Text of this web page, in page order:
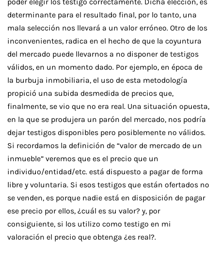
determinante para el resultado final, por lo tanto, una
mala selección nos llevará a un valor erróneo. Otro de los
inconvenientes, radica en el hecho de que la coyuntura
del mercado puede llevarnos a no disponer de testigos
válidos, en un momento dado. Por ejemplo, en época de
la burbuja inmobiliaria, el uso de esta metodología
propició una subida desmedida de precios que,
finalmente, se vio que no era real. Una situación opuesta,
en la que se produjera un parón del mercado, nos podría
dejar testigos disponibles pero posiblemente no válidos.
Si recordamos la definición de “valor de mercado de un
inmueble” veremos que es el precio que un
individuo/entidad/etc. está dispuesto a pagar de forma
libre y voluntaria. Si esos testigos que están ofertados no
se venden, es porque nadie está en disposición de pagar
ese precio por ellos, ¿cuál es su valor? y, por
consiguiente, si los utilizo como testigo en mi
valoración el precio que obtenga ¿es real?.